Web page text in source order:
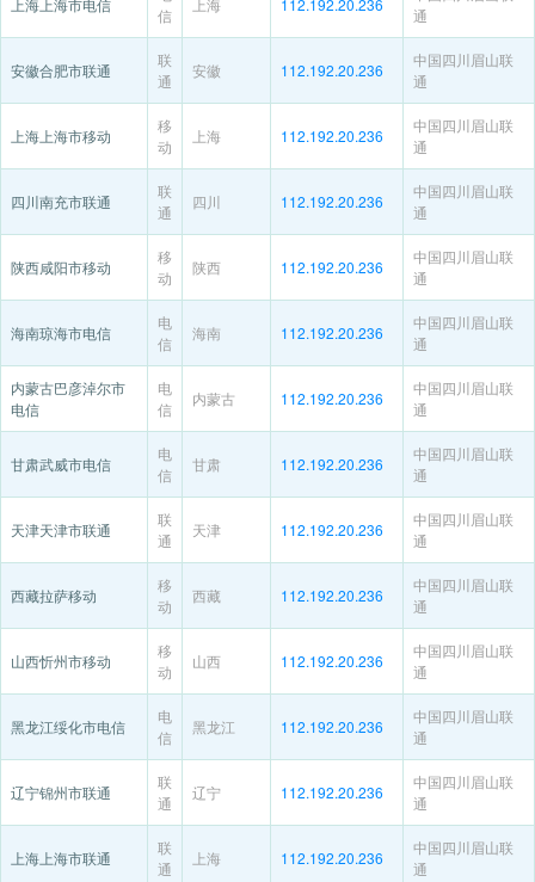
上海上海市电信
信
上海 112.192.20.236
通
安徽合肥市联通
联
通
安徽 112.192.20.236
中国四川眉山联
通
上海上海市移动
移
动
上海 112.192.20.236
中国四川眉山联
通
四川南充市联通
联
通
四川 112.192.20.236
中国四川眉山联
通
陕西咸阳市移动
移
动
陕西 112.192.20.236
中国四川眉山联
通
海南琼海市电信
电
信
海南 112.192.20.236
中国四川眉山联
通
内蒙古巴彦淖尔市
电信
电
信
内蒙古 112.192.20.236
中国四川眉山联
通
甘肃武威市电信
电
信
甘肃 112.192.20.236
中国四川眉山联
通
天津天津市联通
联
通
天津 112.192.20.236
中国四川眉山联
通
西藏拉萨移动
移
动
西藏 112.192.20.236
中国四川眉山联
通
山西忻州市移动
移
动
山西 112.192.20.236
中国四川眉山联
通
黑龙江绥化市电信
电
信
黑龙江 112.192.20.236
中国四川眉山联
通
辽宁锦州市联通
联
通
辽宁 112.192.20.236
中国四川眉山联
通
上海上海市联通
联
通
上海 112.192.20.236
中国四川眉山联
通